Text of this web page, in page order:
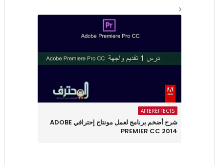
AFTEREFFECTS
شرح أضخم برنامج لعمل مونتاج إحترافي ADOBE
PREMIER CC 2014